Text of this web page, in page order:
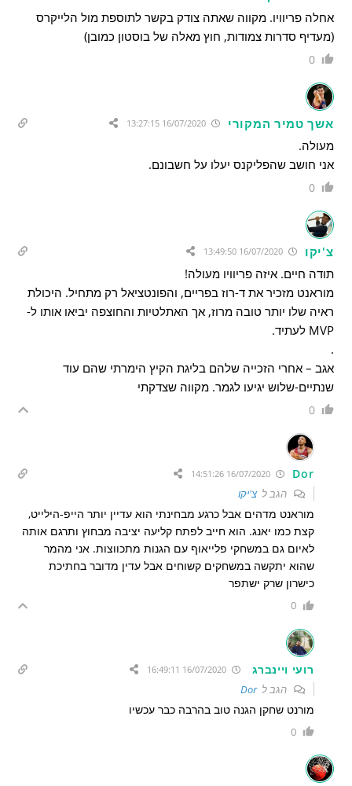
אחלה פריוויו. מקווה שאתה צודק בקשר לתוספת מול הלייקרס
(מעדיף סדרות צמודות, חוץ מאלה של בוסטון כמובן)
0
אשך טמיר המקורי
מעולה.
אני חושב שהפליקנס יעלו על חשבונם.
0
צ'יקו
תודה חיים. איזה פריוויו מעולה!
מוראנט מזכיר את ד-רוז בפריים, והפונטציאל רק מתחיל. היכולת
ראיה שלו יותר טובה מרוז, אך האתלטיות והחוצפה יביאו אותו ל-
MVP לעתיד.
.
אגב – אחרי הזכייה שלהם בליגת הקיץ הימרתי שהם עוד
שנתיים-שלוש יגיעו לגמר. מקווה שצדקתי
0
Dor
הגב לצ'יקו
מוראנט מדהים אבל כרגע מבחינתי הוא עדיין יותר הייפ-הילייט,
קצת כמו יאנג. הוא חייב לפתח קליעה יציבה מבחוץ ותרגם אותה
לאיום גם במשחקי פלייאוף עם הגנות מתכווצות. אני מהמר
שהוא יתקשה במשחקים קשוחים אבל עדין מדובר בחתיכת
כישרון שרק ישתפר
0
רועי ויינברג
הגב לDor
מורנט שחקן הגנה טוב בהרבה כבר עכשיו
0